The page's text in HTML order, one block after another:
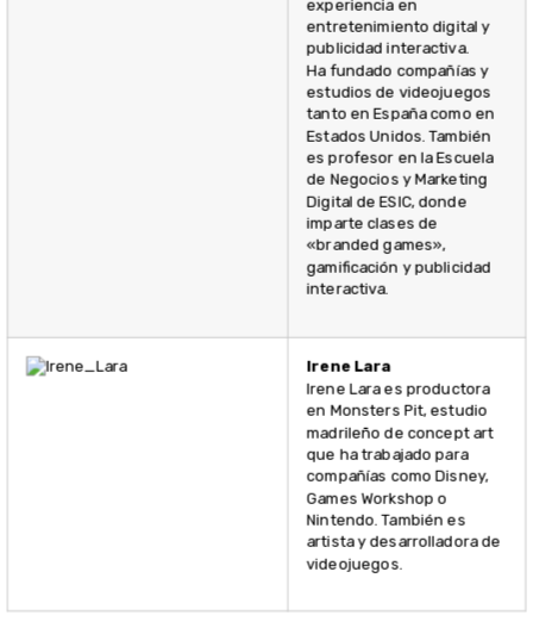
experiencia en
entretenimiento digital y
publicidad interactiva.
Ha fundado compañías y
estudios de videojuegos
tanto en España como en
Estados Unidos. También
es profesor en la Escuela
de Negocios y Marketing
Digital de ESIC, donde
imparte clases de
«branded games»,
gamificación y publicidad
interactiva.
Irene Lara
Irene Lara es productora
en Monsters Pit, estudio
madrileño de concept art
que ha trabajado para
compañías como Disney,
Games Workshop o
Nintendo. También es
artista y desarrolladora de
videojuegos.